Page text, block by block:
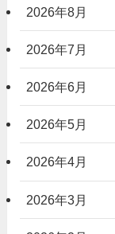
2026年8月
2026年7月
2026年6月
2026年5月
2026年4月
2026年3月